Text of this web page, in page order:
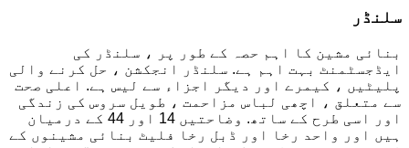
سلنڈر
بنائی مشین کا اہم حصہ کے طور پر ، سلنڈر کی
ایڈجسٹمنٹ بہت اہم ہے. سلنڈر انجکشن ، حل کرنے والی
پلیٹیں ، کیمرے اور دیگر اجزاء سے لیس ہے. اعلی صحت
سے متعلق ، اچھی لباس مزاحمت ، طویل سروس کی زندگی
اور اسی طرح کے ساتھ. وضاحتیں 14 اور 44 کے درمیان
ہیں اور واحد رخا اور ڈبل رخا فلیٹ بنائی مشینوں کے